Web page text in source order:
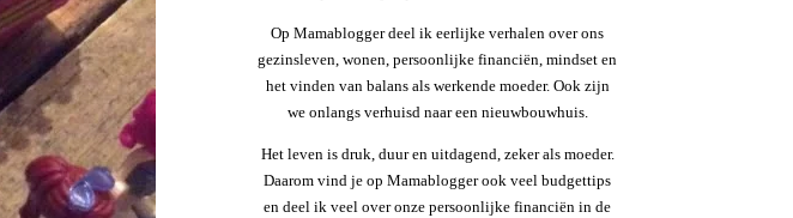
Op Mamablogger deel ik eerlijke verhalen over ons
gezinsleven, wonen, persoonlijke financiën, mindset en
het vinden van balans als werkende moeder. Ook zijn
we onlangs verhuisd naar een nieuwbouwhuis.
Het leven is druk, duur en uitdagend, zeker als moeder.
Daarom vind je op Mamablogger ook veel budgettips
en deel ik veel over onze persoonlijke financiën in de